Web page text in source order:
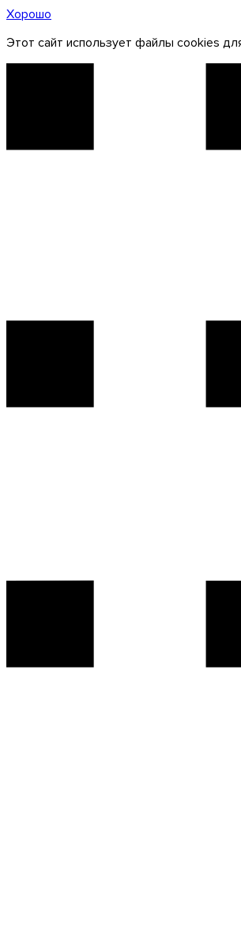
Хорошо
Этот сайт использует файлы cookies